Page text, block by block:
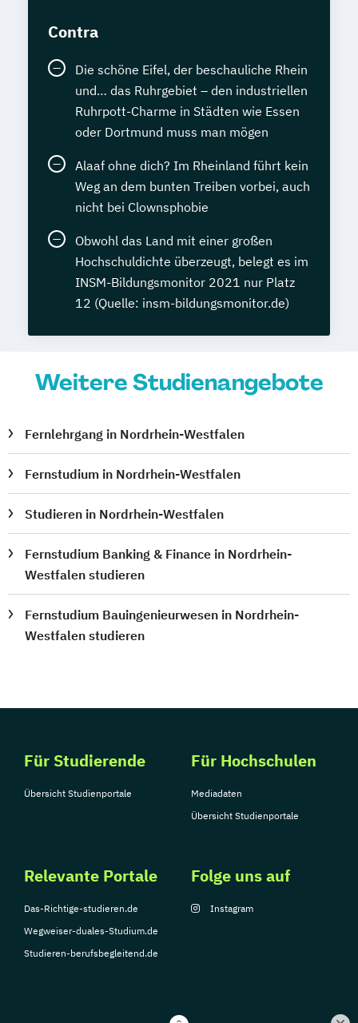
Contra
Die schöne Eifel, der beschauliche Rhein
und… das Ruhrgebiet – den industriellen
Ruhrpott-Charme in Städten wie Essen
oder Dortmund muss man mögen
Alaaf ohne dich? Im Rheinland führt kein
Weg an dem bunten Treiben vorbei, auch
nicht bei Clownsphobie
Obwohl das Land mit einer großen
Hochschuldichte überzeugt, belegt es im
INSM-Bildungsmonitor 2021 nur Platz
12 (Quelle: insm-bildungsmonitor.de)
Weitere Studienangebote
Fernlehrgang in Nordrhein-Westfalen
Fernstudium in Nordrhein-Westfalen
Studieren in Nordrhein-Westfalen
Fernstudium Banking & Finance in Nordrhein-
Westfalen studieren
Fernstudium Bauingenieurwesen in Nordrhein-
Westfalen studieren
Für Studierende
Übersicht Studienportale
Für Hochschulen
Mediadaten
Übersicht Studienportale
Relevante Portale
Das-Richtige-studieren.de
Wegweiser-duales-Studium.de
Studieren-berufsbegleitend.de
Folge uns auf
Instagram